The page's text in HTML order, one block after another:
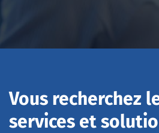
Vous recherchez
services et